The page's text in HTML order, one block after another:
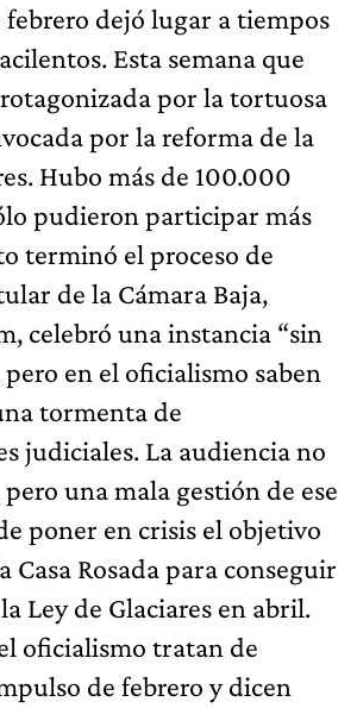
dejó lugar a tiempos
Esta semana que
por la tortuosa
por la reforma de la
Hubo más de 100.000
pudieron participar más
terminó el proceso de
de la Cámara Baja,
celebró una instancia “sin
en el oficialismo saben
tormenta de
judiciales. La audiencia no
una mala gestión de ese
poner en crisis el objetivo
Rosada para conseguir
Ley de Glaciares en abril.
oficialismo tratan de
de febrero y dicen